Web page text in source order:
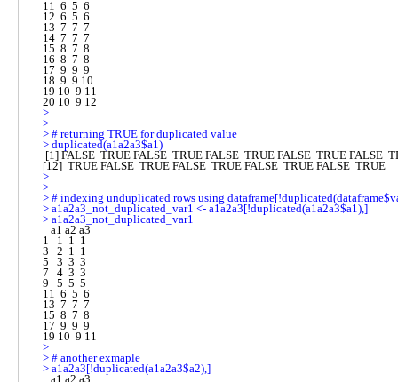
11  6  5  6
12  6  5  6
13  7  7  7
14  7  7  7
15  8  7  8
16  8  7  8
17  9  9  9
18  9  9 10
19 10  9 11
>
>
>
>
>
>
>
>
>
1   1  1  1
3   2  1  1
5   3  3  3
7   4  3  3
9   5  5  5
11  6  5  6
13  7  7  7
15  8  7  8
17  9  9  9
>
>
>